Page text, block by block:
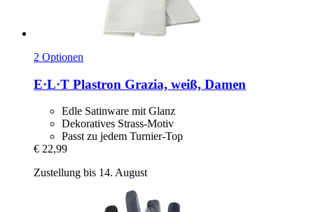
2 Optionen
E·L·T Plastron Grazia, weiß, Damen
Edle Satinware mit Glanz
Dekoratives Strass-Motiv
Passt zu jedem Turnier-Top
€ 22,99
Zustellung bis 14. August